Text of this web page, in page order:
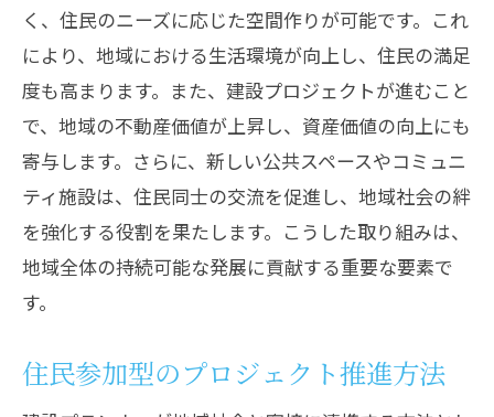
く、住民のニーズに応じた空間作りが可能です。これ
により、地域における生活環境が向上し、住民の満足
度も高まります。また、建設プロジェクトが進むこと
で、地域の不動産価値が上昇し、資産価値の向上にも
寄与します。さらに、新しい公共スペースやコミュニ
ティ施設は、住民同士の交流を促進し、地域社会の絆
を強化する役割を果たします。こうした取り組みは、
地域全体の持続可能な発展に貢献する重要な要素で
す。
住民参加型のプロジェクト推進方法